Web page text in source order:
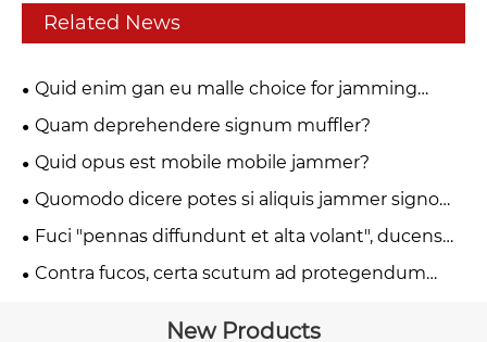
Related News
Quid enim gan eu malle choice for jamming
ignavia?
Quam deprehendere signum muffler?
Quid opus est mobile mobile jammer?
Quomodo dicere potes si aliquis jammer signo
utitur?
Fuci "pennas diffundunt et alta volant", ducens
technologiam futuri
Contra fucos, certa scutum ad protegendum
New Products